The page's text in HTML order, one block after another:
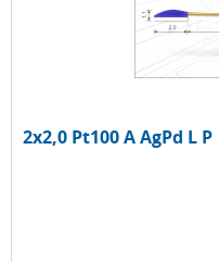
2x2,0 Pt100 A AgPd L P